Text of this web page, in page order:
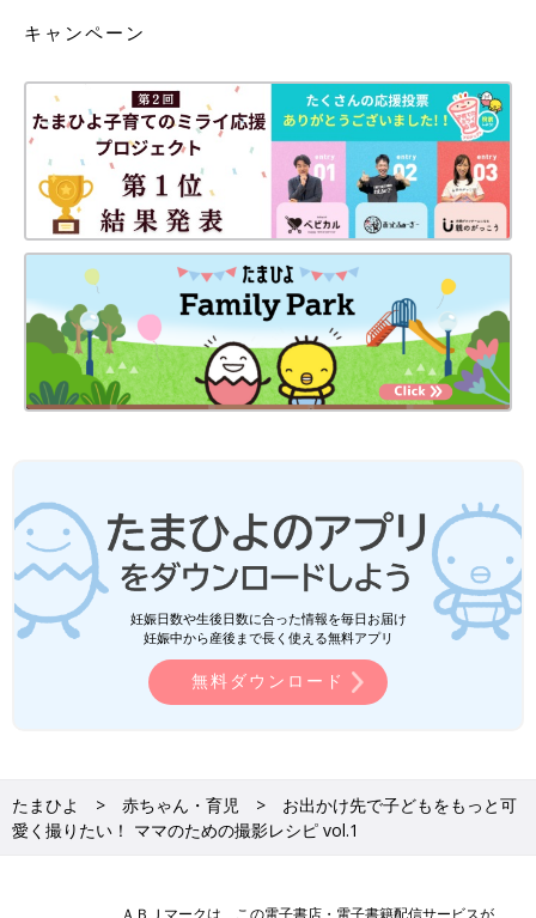
キャンペーン
妊娠日数や生後日数に合った情報を毎日お届け
妊娠中から産後まで長く使える無料アプリ
無料ダウンロード
たまひよ 赤ちゃん・育児
お出かけ先で子どもをもっと可
愛く撮りたい！ ママのための撮影レシピ vol.1